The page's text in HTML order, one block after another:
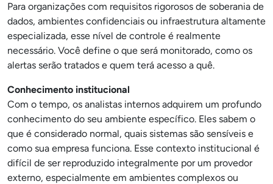
Para organizações com requisitos rigorosos de soberania de
dados, ambientes confidenciais ou infraestrutura altamente
especializada, esse nível de controle é realmente
necessário. Você define o que será monitorado, como os
alertas serão tratados e quem terá acesso a quê.
Conhecimento institucional
Com o tempo, os analistas internos adquirem um profundo
conhecimento do seu ambiente específico. Eles sabem o
que é considerado normal, quais sistemas são sensíveis e
como sua empresa funciona. Esse contexto institucional é
difícil de ser reproduzido integralmente por um provedor
externo, especialmente em ambientes complexos ou